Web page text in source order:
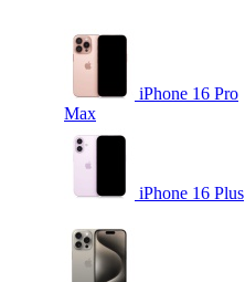
iPhone 16 Pro
Max
iPhone 16 Plus